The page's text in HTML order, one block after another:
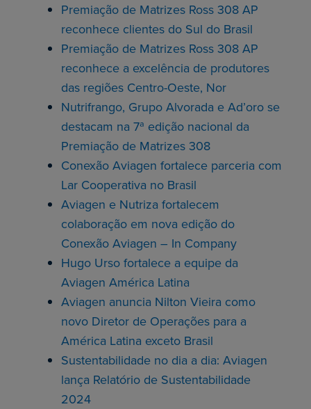
Premiação de Matrizes Ross 308 AP
reconhece clientes do Sul do Brasil
Premiação de Matrizes Ross 308 AP
reconhece a excelência de produtores
das regiões Centro-Oeste, Nor
Nutrifrango, Grupo Alvorada e Ad’oro se
destacam na 7ª edição nacional da
Premiação de Matrizes 308
Conexão Aviagen fortalece parceria com
Lar Cooperativa no Brasil
Aviagen e Nutriza fortalecem
colaboração em nova edição do
Conexão Aviagen – In Company
Hugo Urso fortalece a equipe da
Aviagen América Latina
Aviagen anuncia Nilton Vieira como
novo Diretor de Operações para a
América Latina exceto Brasil
Sustentabilidade no dia a dia: Aviagen
lança Relatório de Sustentabilidade
2024